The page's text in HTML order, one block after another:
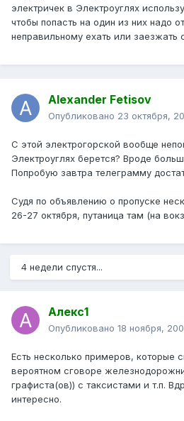
электричек в Электроуглях
чтобы попасть на один из них надо
неправильному ехать или заезжать
Alexander Fetisov
Опубликовано 23 октября,
С этой электрогорской вообще
Электроуглях берется? Вроде
Попробую завтра телеграмму
Судя по объявлению о пропуске
26-27 октября, путаница там (на
4 недели спустя...
Алекс1
Опубликовано 18 ноября,
Есть несколько примеров, которые
вероятном сговоре
графиста(ов)) с таксистами и т.п.
интересно.